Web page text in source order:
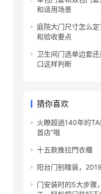
和适用场景
庭院大门尺寸怎么
和验收要点
卫生间门选单边套
口这样判断
猜你喜欢
火瞭超過140年的
首店”哦
十五款推拉門衣櫃
阳台门别瞎装，
门安装时的5大步骤